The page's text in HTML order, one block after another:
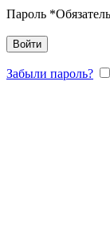
Пароль *
Войти
Забыли пароль?